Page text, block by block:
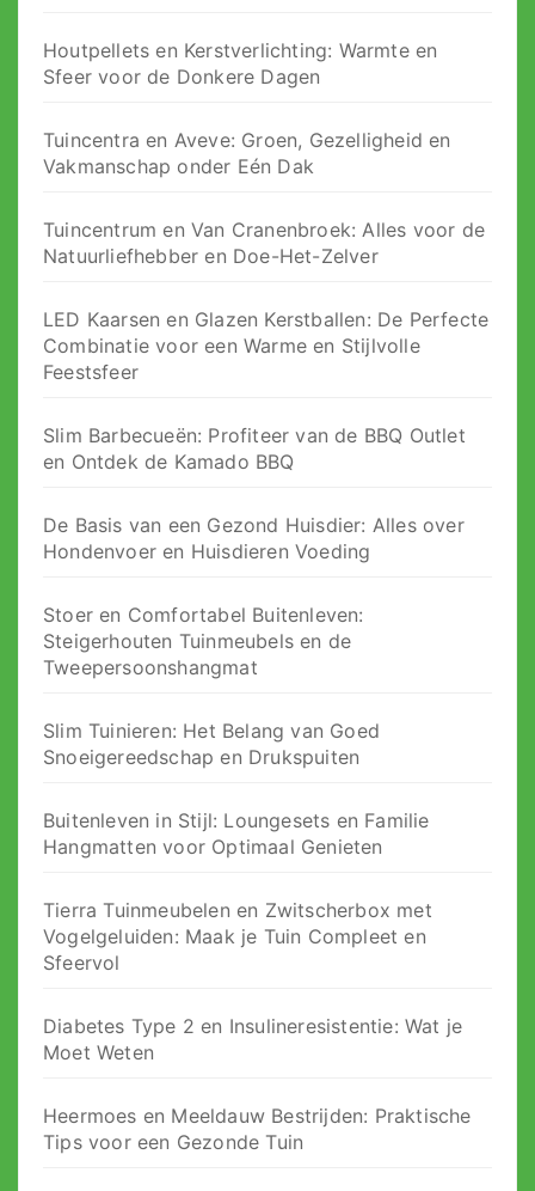
Houtpellets en Kerstverlichting: Warmte en
Sfeer voor de Donkere Dagen
Tuincentra en Aveve: Groen, Gezelligheid en
Vakmanschap onder Eén Dak
Tuincentrum en Van Cranenbroek: Alles voor de
Natuurliefhebber en Doe-Het-Zelver
LED Kaarsen en Glazen Kerstballen: De Perfecte
Combinatie voor een Warme en Stijlvolle
Feestsfeer
Slim Barbecueën: Profiteer van de BBQ Outlet
en Ontdek de Kamado BBQ
De Basis van een Gezond Huisdier: Alles over
Hondenvoer en Huisdieren Voeding
Stoer en Comfortabel Buitenleven:
Steigerhouten Tuinmeubels en de
Tweepersoonshangmat
Slim Tuinieren: Het Belang van Goed
Snoeigereedschap en Drukspuiten
Buitenleven in Stijl: Loungesets en Familie
Hangmatten voor Optimaal Genieten
Tierra Tuinmeubelen en Zwitscherbox met
Vogelgeluiden: Maak je Tuin Compleet en
Sfeervol
Diabetes Type 2 en Insulineresistentie: Wat je
Moet Weten
Heermoes en Meeldauw Bestrijden: Praktische
Tips voor een Gezonde Tuin